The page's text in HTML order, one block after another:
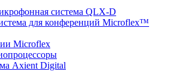
система QLX-D
для конференций Microflex™
Microflex
Axient Digital